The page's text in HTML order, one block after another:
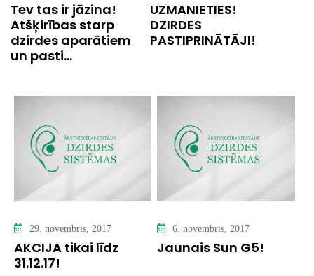
Tev tas ir jāzina!
Atšķirības starp
dzirdes aparātiem
un pasti...
UZMANIETIES!
DZIRDES
PASTIPRINĀTĀJI!
29. novembris, 2017
AKCIJA tikai līdz
31.12.17!
6. novembris, 2017
Jaunais Sun G5!